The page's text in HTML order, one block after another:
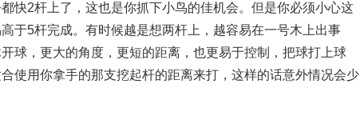
2杆上了，这也是你抓下小鸟的佳机会。但是你必须小心这
于5杆完成。有时候越是想两杆上，越容易在一号木上出事
球，更大的角度，更短的距离，也更易于控制，把球打上球
使用你拿手的那支挖起杆的距离来打，这样的话意外情况会少